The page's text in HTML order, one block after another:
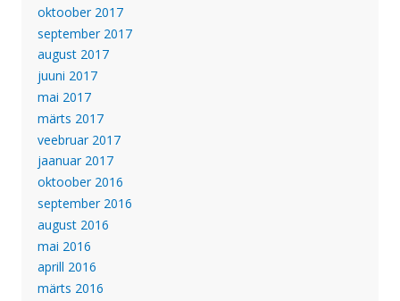
oktoober 2017
september 2017
august 2017
juuni 2017
mai 2017
märts 2017
veebruar 2017
jaanuar 2017
oktoober 2016
september 2016
august 2016
mai 2016
aprill 2016
märts 2016